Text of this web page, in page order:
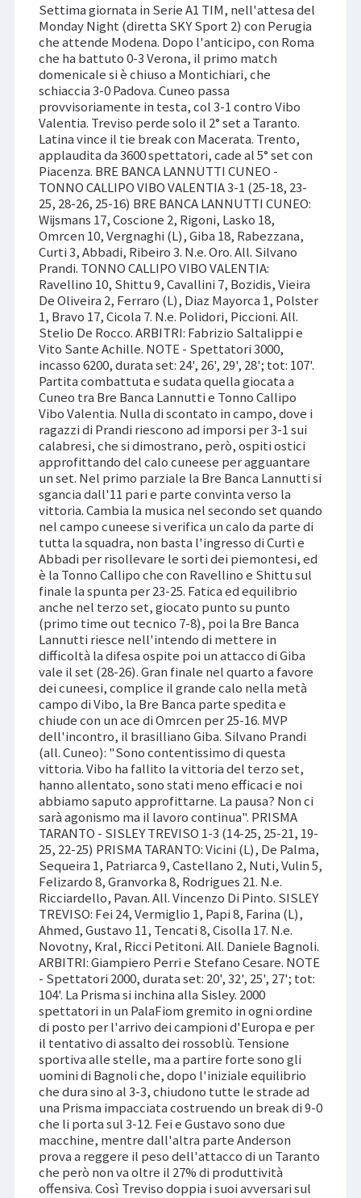
Settima giornata in Serie A1 TIM, nell'attesa del
Monday Night (diretta SKY Sport 2) con Perugia
che attende Modena. Dopo l'anticipo, con Roma
che ha battuto 0-3 Verona, il primo match
domenicale si è chiuso a Montichiari, che
schiaccia 3-0 Padova. Cuneo passa
provvisoriamente in testa, col 3-1 contro Vibo
Valentia. Treviso perde solo il 2° set a Taranto.
Latina vince il tie break con Macerata. Trento,
applaudita da 3600 spettatori, cade al 5° set con
Piacenza. BRE BANCA LANNUTTI CUNEO -
TONNO CALLIPO VIBO VALENTIA 3-1 (25-18, 23-
25, 28-26, 25-16) BRE BANCA LANNUTTI CUNEO:
Wijsmans 17, Coscione 2, Rigoni, Lasko 18,
Omrcen 10, Vergnaghi (L), Giba 18, Rabezzana,
Curti 3, Abbadi, Ribeiro 3. N.e. Oro. All. Silvano
Prandi. TONNO CALLIPO VIBO VALENTIA:
Ravellino 10, Shittu 9, Cavallini 7, Bozidis, Vieira
De Oliveira 2, Ferraro (L), Diaz Mayorca 1, Polster
1, Bravo 17, Cicola 7. N.e. Polidori, Piccioni. All.
Stelio De Rocco. ARBITRI: Fabrizio Saltalippi e
Vito Sante Achille. NOTE - Spettatori 3000,
incasso 6200, durata set: 24', 26', 29', 28'; tot: 107'.
Partita combattuta e sudata quella giocata a
Cuneo tra Bre Banca Lannutti e Tonno Callipo
Vibo Valentia. Nulla di scontato in campo, dove i
ragazzi di Prandi riescono ad imporsi per 3-1 sui
calabresi, che si dimostrano, però, ospiti ostici
approfittando del calo cuneese per agguantare
un set. Nel primo parziale la Bre Banca Lannutti si
sgancia dall'11 pari e parte convinta verso la
vittoria. Cambia la musica nel secondo set quando
nel campo cuneese si verifica un calo da parte di
tutta la squadra, non basta l'ingresso di Curti e
Abbadi per risollevare le sorti dei piemontesi, ed
è la Tonno Callipo che con Ravellino e Shittu sul
finale la spunta per 23-25. Fatica ed equilibrio
anche nel terzo set, giocato punto su punto
(primo time out tecnico 7-8), poi la Bre Banca
Lannutti riesce nell'intendo di mettere in
difficoltà la difesa ospite poi un attacco di Giba
vale il set (28-26). Gran finale nel quarto a favore
dei cuneesi, complice il grande calo nella metà
campo di Vibo, la Bre Banca parte spedita e
chiude con un ace di Omrcen per 25-16. MVP
dell'incontro, il brasilliano Giba. Silvano Prandi
(all. Cuneo): "Sono contentissimo di questa
vittoria. Vibo ha fallito la vittoria del terzo set,
hanno allentato, sono stati meno efficaci e noi
abbiamo saputo approfittarne. La pausa? Non ci
sarà agonismo ma il lavoro continua". PRISMA
TARANTO - SISLEY TREVISO 1-3 (14-25, 25-21, 19-
25, 22-25) PRISMA TARANTO: Vicini (L), De Palma,
Sequeira 1, Patriarca 9, Castellano 2, Nuti, Vulin 5,
Felizardo 8, Granvorka 8, Rodrigues 21. N.e.
Ricciardello, Pavan. All. Vincenzo Di Pinto. SISLEY
TREVISO: Fei 24, Vermiglio 1, Papi 8, Farina (L),
Ahmed, Gustavo 11, Tencati 8, Cisolla 17. N.e.
Novotny, Kral, Ricci Petitoni. All. Daniele Bagnoli.
ARBITRI: Giampiero Perri e Stefano Cesare. NOTE
- Spettatori 2000, durata set: 20', 32', 25', 27'; tot:
104'. La Prisma si inchina alla Sisley. 2000
spettatori in un PalaFiom gremito in ogni ordine
di posto per l'arrivo dei campioni d'Europa e per
il tentativo di assalto dei rossoblù. Tensione
sportiva alle stelle, ma a partire forte sono gli
uomini di Bagnoli che, dopo l'iniziale equilibrio
che dura sino al 3-3, chiudono tutte le strade ad
una Prisma impacciata costruendo un break di 9-0
che li porta sul 3-12. Fei e Gustavo sono due
macchine, mentre dall'altra parte Anderson
prova a reggere il peso dell'attacco di un Taranto
che però non va oltre il 27% di produttività
offensiva. Così Treviso doppia i suoi avversari sul